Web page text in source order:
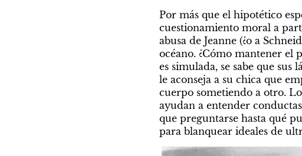
Por más que el hipotético
cuestionamiento moral a
abusa de Jeanne (¿o a
océano. ¿Cómo mantener el
es simulada, se sabe que
le aconseja a su chica que
cuerpo sometiendo a otro.
ayudan a entender
que preguntarse hasta qué
para blanquear ideales de